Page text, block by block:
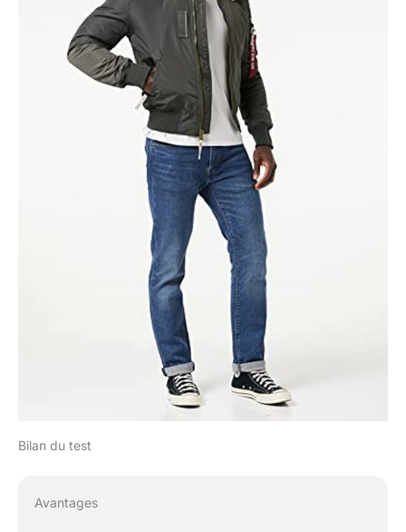
Bilan du test
Avantages